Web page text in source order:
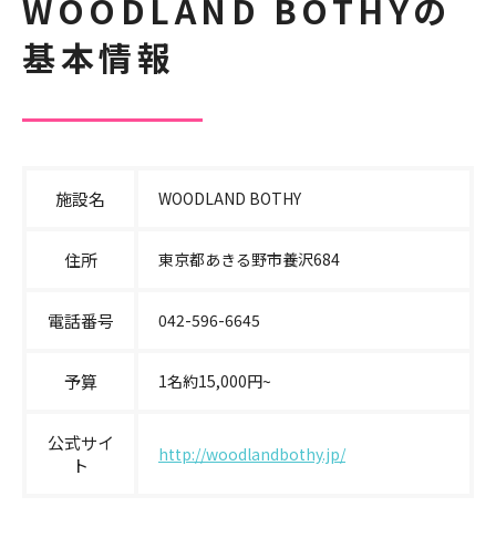
基本情報
施設名 WOODLAND BOTHY
住所 東京都あきる野市養沢684
電話番号 042-596-6645
予算 1名約15,000円~
公式サイ
ト
http://woodlandbothy.jp/